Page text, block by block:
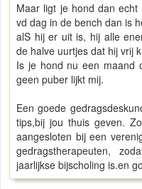
Maar ligt je hond dan echt
vd dag in de bench dan is
alS hij er uit is, hij alle
de halve uurtjes dat hij vrij
Is je hond nu een
geen puber lijkt mij.
Een goede
tips,bij jou thuis geven.
aangesloten bij een
gedragstherapeuten,
jaarlijkse bijscholing is.en